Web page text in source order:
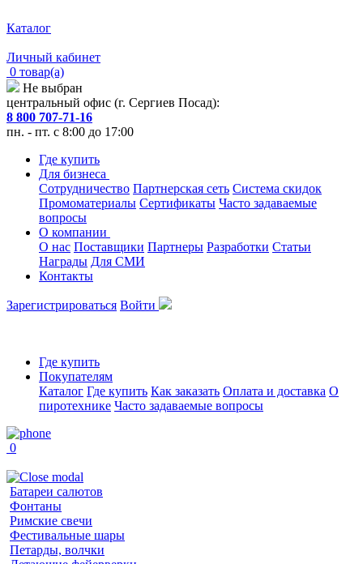
Каталог
Личный кабинет
0 товар(а)
Не выбран
центральный офис (г. Сергиев Посад):
8 800 707-71-16
пн. - пт. с 8:00 до 17:00
Где купить
Для бизнеса
Сотрудничество Партнерская сеть Система скидок
Промоматериалы Сертификаты Часто задаваемые
вопросы
О компании
О нас Поставщики Партнеры Разработки Статьи
Награды Для СМИ
Контакты
Зарегистрироваться Войти
Где купить
Покупателям
Каталог Где купить Как заказать Оплата и доставка О
пиротехнике Часто задаваемые вопросы
0
Батареи салютов
Фонтаны
Римские свечи
Фестивальные шары
Петарды, волчки